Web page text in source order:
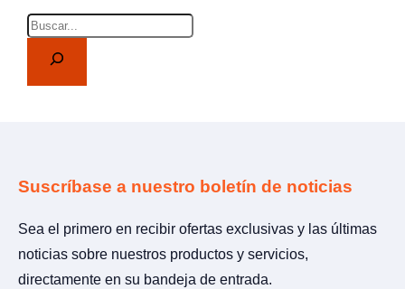
Buscar
Suscríbase a nuestro boletín de noticias
Sea el primero en recibir ofertas exclusivas y las últimas
noticias sobre nuestros productos y servicios,
directamente en su bandeja de entrada.